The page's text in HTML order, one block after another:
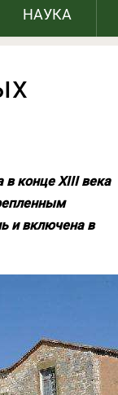
НАУКА
конце XIII века
и включена в